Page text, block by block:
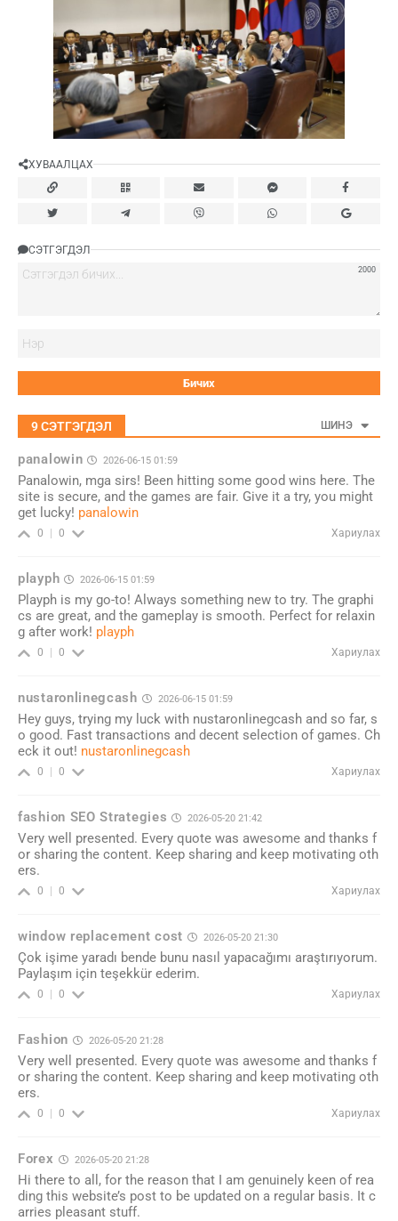
ХУВААЛЦАХ
СЭТГЭГДЭЛ
2000
9СЭТГЭГДЭЛ ШИНЭ
panalowin 2026-06-15 01:59
Panalowin, mga sirs! Been hitting some good wins here. The
site is secure, and the games are fair. Give it a try, you might
get lucky! panalowin
0 0 Хариулах
playph 2026-06-15 01:59
Playph is my go-to! Always something new to try. The graphi
cs are great, and the gameplay is smooth. Perfect for relaxin
g after work! playph
0 0 Хариулах
nustaronlinegcash 2026-06-15 01:59
Hey guys, trying my luck with nustaronlinegcash and so far, s
o good. Fast transactions and decent selection of games. Ch
eck it out! nustaronlinegcash
0 0 Хариулах
fashion SEO Strategies 2026-05-20 21:42
Very well presented. Every quote was awesome and thanks f
or sharing the content. Keep sharing and keep motivating oth
ers.
0 0 Хариулах
window replacement cost 2026-05-20 21:30
Çok işime yaradı bende bunu nasıl yapacağımı araştırıyorum.
Paylaşım için teşekkür ederim.
0 0 Хариулах
Fashion 2026-05-20 21:28
Very well presented. Every quote was awesome and thanks f
or sharing the content. Keep sharing and keep motivating oth
ers.
0 0 Хариулах
Forex 2026-05-20 21:28
Hi there to all, for the reason that I am genuinely keen of rea
ding this website’s post to be updated on a regular basis. It c
arries pleasant stuff.